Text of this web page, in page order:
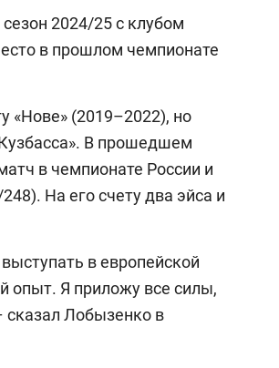
2024/25 с клубом
в прошлом чемпионате
«Нове» (2019–2022), но
В прошедшем
в чемпионате России и
На его счету два эйса и
в европейской
опыт. Я приложу все силы,
сказал Лобызенко в